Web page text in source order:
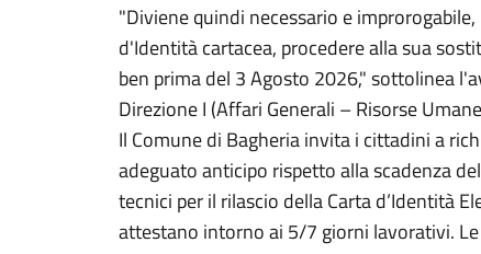
"Diviene quindi necessario e
d'Identità cartacea, procedere alla sua
ben prima del 3 Agosto 2026," sottolinea
Direzione I (Affari Generali – Risorse
Il Comune di Bagheria invita i cittadini a
adeguato anticipo rispetto alla scadenza
tecnici per il rilascio della Carta d’Identità
attestano intorno ai 5/7 giorni lavorativi.